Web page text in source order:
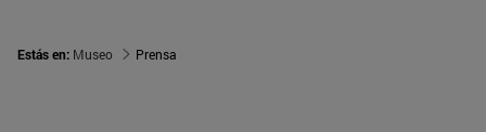
Estás en: Museo Prensa